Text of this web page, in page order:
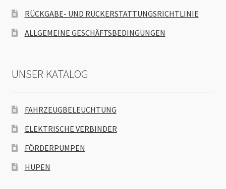
RÜCKGABE- UND RÜCKERSTATTUNGSRICHTLINIE
ALLGEMEINE GESCHÄFTSBEDINGUNGEN
UNSER KATALOG
FAHRZEUGBELEUCHTUNG
ELEKTRISCHE VERBINDER
FÖRDERPUMPEN
HUPEN